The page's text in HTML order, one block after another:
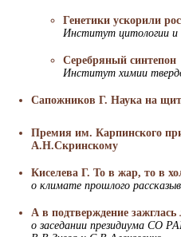
Генетики ускорили
Институт цитологии и
Серебряный синтепон
Институт химии
Сапожников Г. Наука на
Премия им. Карпинского
А.Н.Скринскому
Киселева Г. То в жар, то в
о климате прошлого
А в подтверждение
о заседании президиума СО